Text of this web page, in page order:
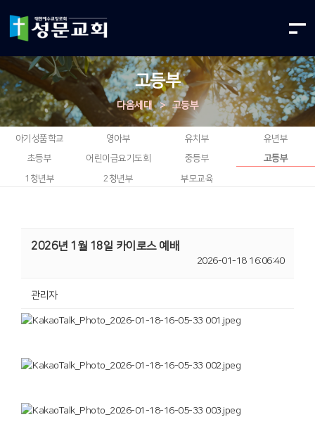
고등부
다음세대 > 고등부
아기성품학교 영아부 유치부
유년부
초등부
어린이금요기도회 중등부 고등부
1청년부 2청년부 부모교육
2026년 1월 18일 카이로스 예배
2026-01-18 16:06:40
관리자